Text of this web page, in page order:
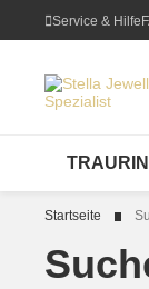
Service & Hilfe
Startseite